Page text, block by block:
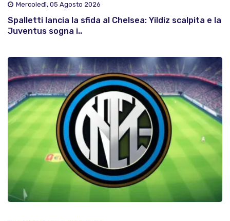
Mercoledì, 05 Agosto 2026
Spalletti lancia la sfida al Chelsea: Yildiz scalpita e la
Juventus sogna i..